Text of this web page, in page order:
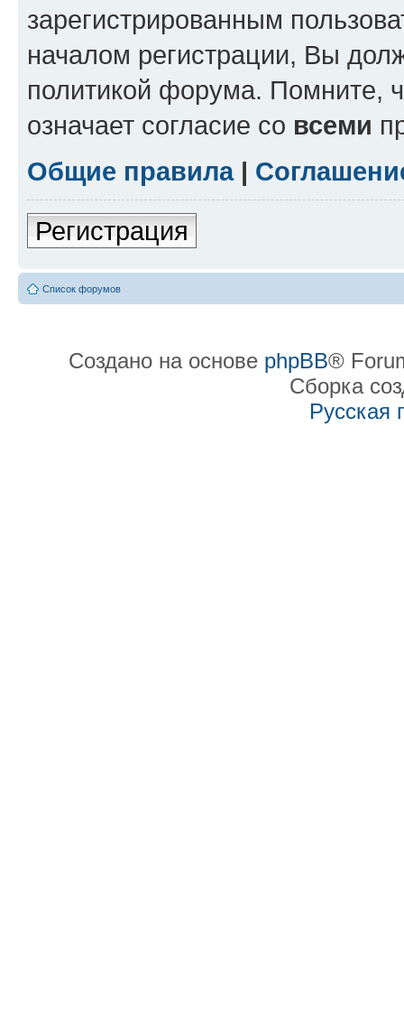
зарегистрированным
началом регистрации, Вы
политикой форума. Помните,
означает согласие со всеми
Общие правила|
Регистрация
Список форумов
Создано на основе phpBB®
Сборка
Русская